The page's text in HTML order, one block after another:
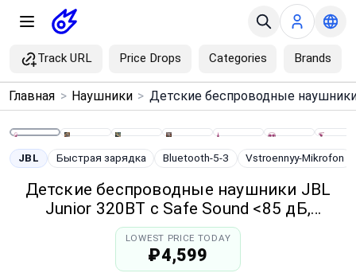
Track URL Price Drops Categories Brands
Menu ×
Home
Search
Главная > Наушники >
JBL Быстрая зарядка Bluetooth-5-3 Vstroennyy-Mikrofon
Детские беспроводные наушники JBL
Junior 320BT с Safe Sound <85 дБ,
Bluetooth 5.3, фиолетовые
LOWEST PRICE TODAY
₽4,599